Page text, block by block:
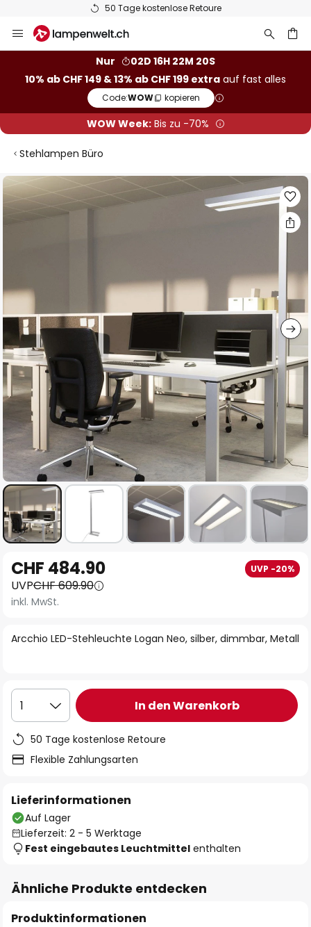
50 Tage kostenlose Retoure
Inhalt
Nur
02D 16H 22M 20S
10% ab CHF 149 & 13% ab CHF 199 extra auf fast alles
Code:WOW kopieren
WOW Week:Bis zu -70%
Stehlampen Büro
Zum
Ende
der
Anfang
der
Bildgalerie
Arcchio LED-Stehleuchte Logan Neo, silber, dimmbar, Metall
CHF 484.90 UVP -20%
UVPCHF 609.90
inkl. MwSt.
1 In den Warenkorb
50 Tage kostenlose Retoure
Flexible Zahlungsarten
Lieferinformationen
Auf Lager
Lieferzeit: 2 - 5 Werktage
Fest eingebautes Leuchtmittel enthalten
Ähnliche Produkte entdecken
Produktinformationen